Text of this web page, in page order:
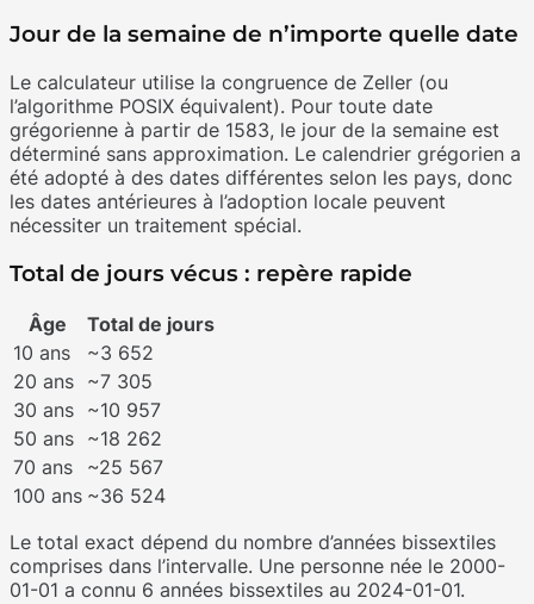
Jour de la semaine de n’importe quelle date
Le calculateur utilise la congruence de Zeller (ou
l’algorithme POSIX équivalent). Pour toute date
grégorienne à partir de 1583, le jour de la semaine est
déterminé sans approximation. Le calendrier grégorien a
été adopté à des dates différentes selon les pays, donc
les dates antérieures à l’adoption locale peuvent
nécessiter un traitement spécial.
Total de jours vécus : repère rapide
Âge
Total de jours
10 ans
~3 652
20 ans ~7 305
30 ans ~10 957
50 ans ~18 262
70 ans
~25 567
100 ans ~36 524
Le total exact dépend du nombre d’années bissextiles
comprises dans l’intervalle. Une personne née le 2000-
01-01 a connu 6 années bissextiles au 2024-01-01.